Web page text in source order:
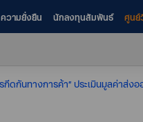
ความยั่งยืน นักลงทุนสัมพันธ์ ศูนย์